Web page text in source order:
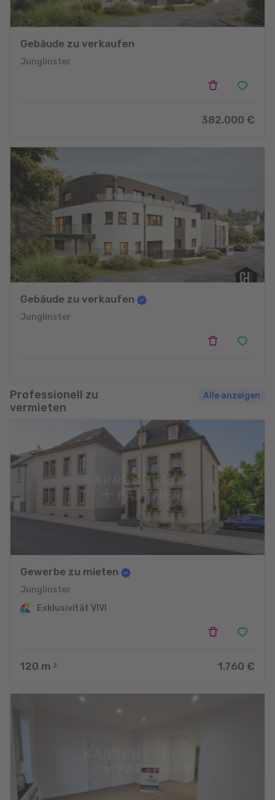
Gebäude zu verkaufen
Junglinster
382.000 €
Gebäude zu verkaufen
Junglinster
Professionell zu
vermieten
Alle anzeigen
Gewerbe zu mieten
Junglinster
Exklusivität VIVI
120 m 2 1.760 €